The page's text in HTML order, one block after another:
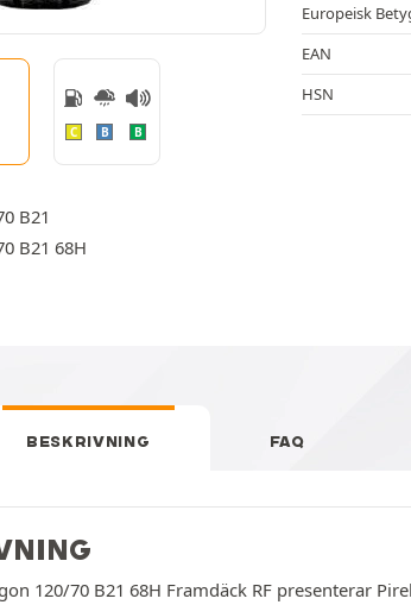
C B B
B21
B21 68H
Europeisk
EAN
HSN
BESKRIVNING FAQ
120/70 B21 68H Framdäck RF presenterar